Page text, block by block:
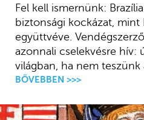
Fel kell ismernünk:
biztonsági kockázat, mint
együttvéve.
azonnali cselekvésre hív:
világban, ha nem
BŐVEBBEN >>>